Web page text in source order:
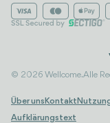
© 2026 Wellcome. Alle
Über uns Kontakt
Aufklärungstext